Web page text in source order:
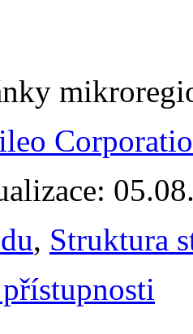
, Struktura